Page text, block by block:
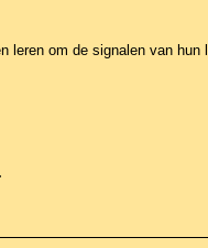
leren om de signalen van hun